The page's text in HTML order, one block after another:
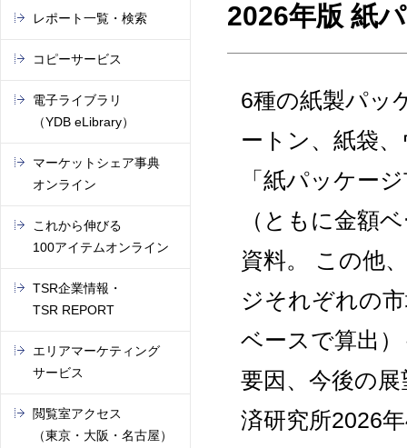
2026年版 紙
6種の紙製パッ
ートン、紙袋
「紙パッケー
（ともに金額
資料。 この他
ジそれぞれの
ベースで算出
要因、今後の
済研究所2026
レポート一覧・検索
コピーサービス
電子ライブラリ
（YDB eLibrary）
マーケットシェア事典
オンライン
これから伸びる
100アイテムオンライン
TSR企業情報・
TSR REPORT
エリアマーケティング
サービス
閲覧室アクセス
（東京・大阪・名古屋）